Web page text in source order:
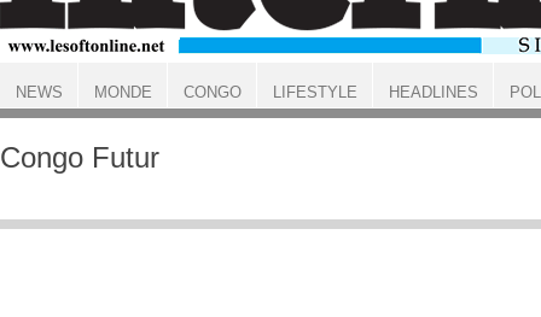
ACCUEIL
Congo Futur
NEWS MONDE CONGO LIFESTYLE HEADLINES